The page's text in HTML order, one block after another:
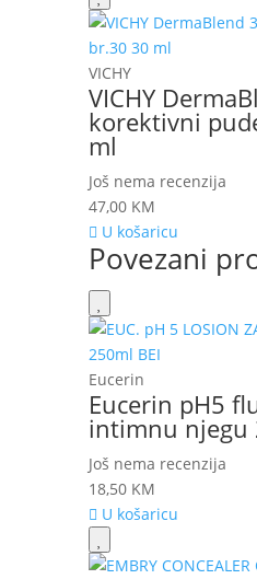
VICHY
VICHY
korektivni
ml
Još nema recenzija
47,00 KM
U košaricu
Povezani
Eucerin
Eucerin pH5
intimnu njegu
Još nema recenzija
18,50 KM
U košaricu